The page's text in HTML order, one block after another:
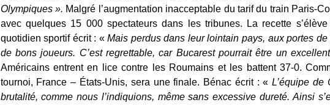
Olympiques ». Malgré l’augmentation inacceptable du tarif du train Paris-
avec quelques 15 000 spectateurs dans les tribunes. La recette
quotidien sportif écrit : «Mais perdus dans leur lointain pays, aux portes de
de bons joueurs. C’est regrettable, car Bucarest pourrait être un
Américains entrent en lice contre les Roumains et les battent 37-0.
tournoi, France – États-Unis, sera une finale. Bénac écrit : «L’équipe de
brutalité, comme nous l’indiquions, même sans excessive dureté. Ainsi